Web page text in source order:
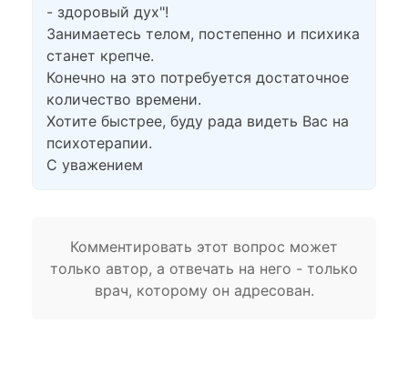
- здоровый дух"!
Занимаетесь телом, постепенно и психика
станет крепче.
Конечно на это потребуется достаточное
количество времени.
Хотите быстрее, буду рада видеть Вас на
психотерапии.
С уважением
Комментировать этот вопрос может
только автор, а отвечать на него - только
врач, которому он адресован.